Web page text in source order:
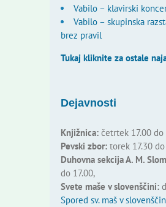
Vabilo – klavirski
Vabilo – skupinska
brez pravil
Tukaj kliknite za ostale
Dejavnosti
Knjižnica:četrtek 17.00 do
Pevski zbor:torek 17.30 do
Duhovna sekcija A. M.
do 17.00,
Svete maše v slovenščini:
Spored sv. maš v